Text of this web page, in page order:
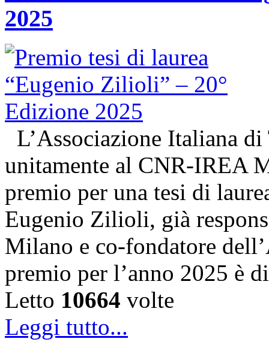
2025
L’Associazione Italiana
unitamente al CNR-IREA
premio per una tesi di
Eugenio Zilioli, già
Milano e co-fondatore
premio per l’anno 2025 è
Letto 10664 volte
Leggi tutto...